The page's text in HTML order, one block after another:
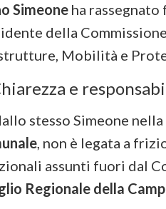
Simeoneha rassegnato
della
Mobilità e
e
stesso Simeone
, non è legata a
assunti fuori dal
Regionale della